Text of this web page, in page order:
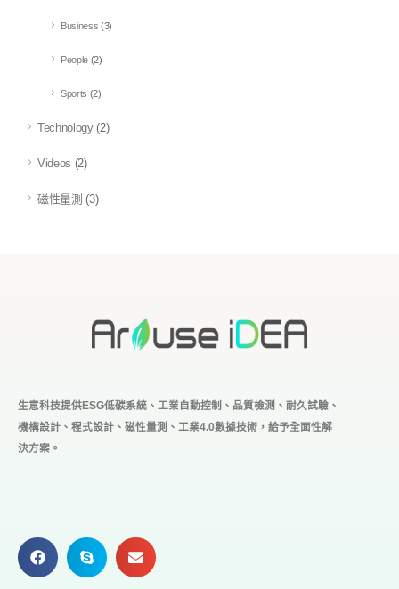
Business (3)
People (2)
Sports (2)
Technology(2)
Videos (2)
磁性量測 (3)
生意科技提供ESG低碳系統、工業自動控制、品質檢測、耐久試驗、
機構設計、程式設計、磁性量測、工業4.0數據技術，給予全面性解
決方案。